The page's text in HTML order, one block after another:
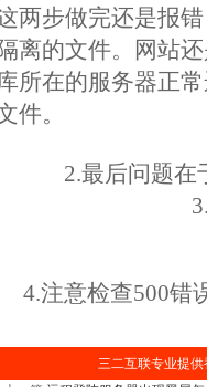
两步做完还是报
离的文件。网站
所在的服务器正
件。
2.最后问题在
4.注意检查500错
三二互联专业提